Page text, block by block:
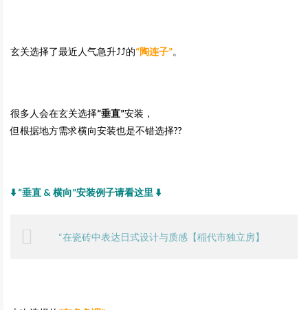
玄关选择了最近人气急升⤴️⤴️的“陶连子”。
很多人会在玄关选择“垂直”安装，
但根据地方需求横向安装也是不错选择??
⬇️ “垂直 & 横向”安装例子请看这里 ⬇️
“在瓷砖中表达日式设计与质感【稲代市独立房】